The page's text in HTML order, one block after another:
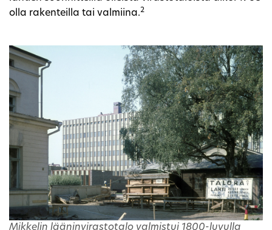
olla rakenteilla tai valmiina.2
Mikkelin lääninvirastotalo valmistui 1800-luvulla